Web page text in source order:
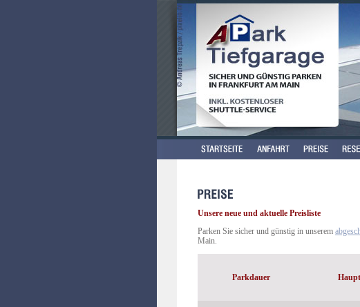
Unsere neue und aktuelle Preisliste
Parken Sie sicher und günstig in unserem
Main.
Parkdauer